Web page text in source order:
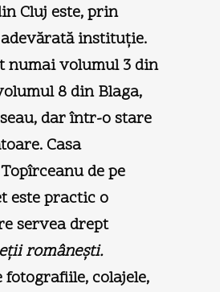
Cluj este, prin
instituţie.
numai volumul 3 din
8 din Blaga,
dar într-o stare
Casa
de pe
este practic o
servea drept
româneşti.
fotografiile, colajele,